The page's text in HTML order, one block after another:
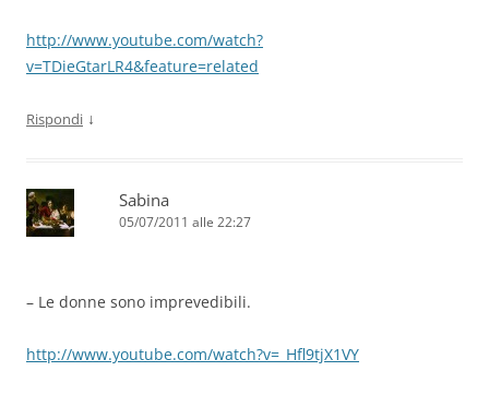
http://www.youtube.com/watch?
v=TDieGtarLR4&feature=related
Rispondi ↓
Sabina
05/07/2011 alle 22:27
– Le donne sono imprevedibili.
http://www.youtube.com/watch?v=_Hfl9tjX1VY